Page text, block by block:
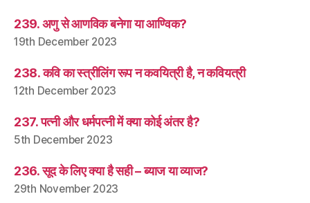
239. अणु से आणविक बनेगा या आण्विक?
19th December 2023
238. कवि का स्त्रीलिंग रूप न कवयित्री है, न कवियत्री
12th December 2023
237. पत्नी और धर्मपत्नी में क्या कोई अंतर है?
5th December 2023
236. सूद के लिए क्या है सही – ब्याज या व्याज?
29th November 2023